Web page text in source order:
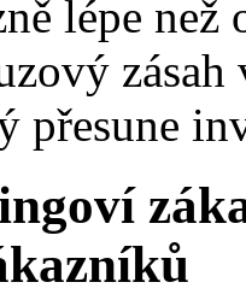
lépe
přesune